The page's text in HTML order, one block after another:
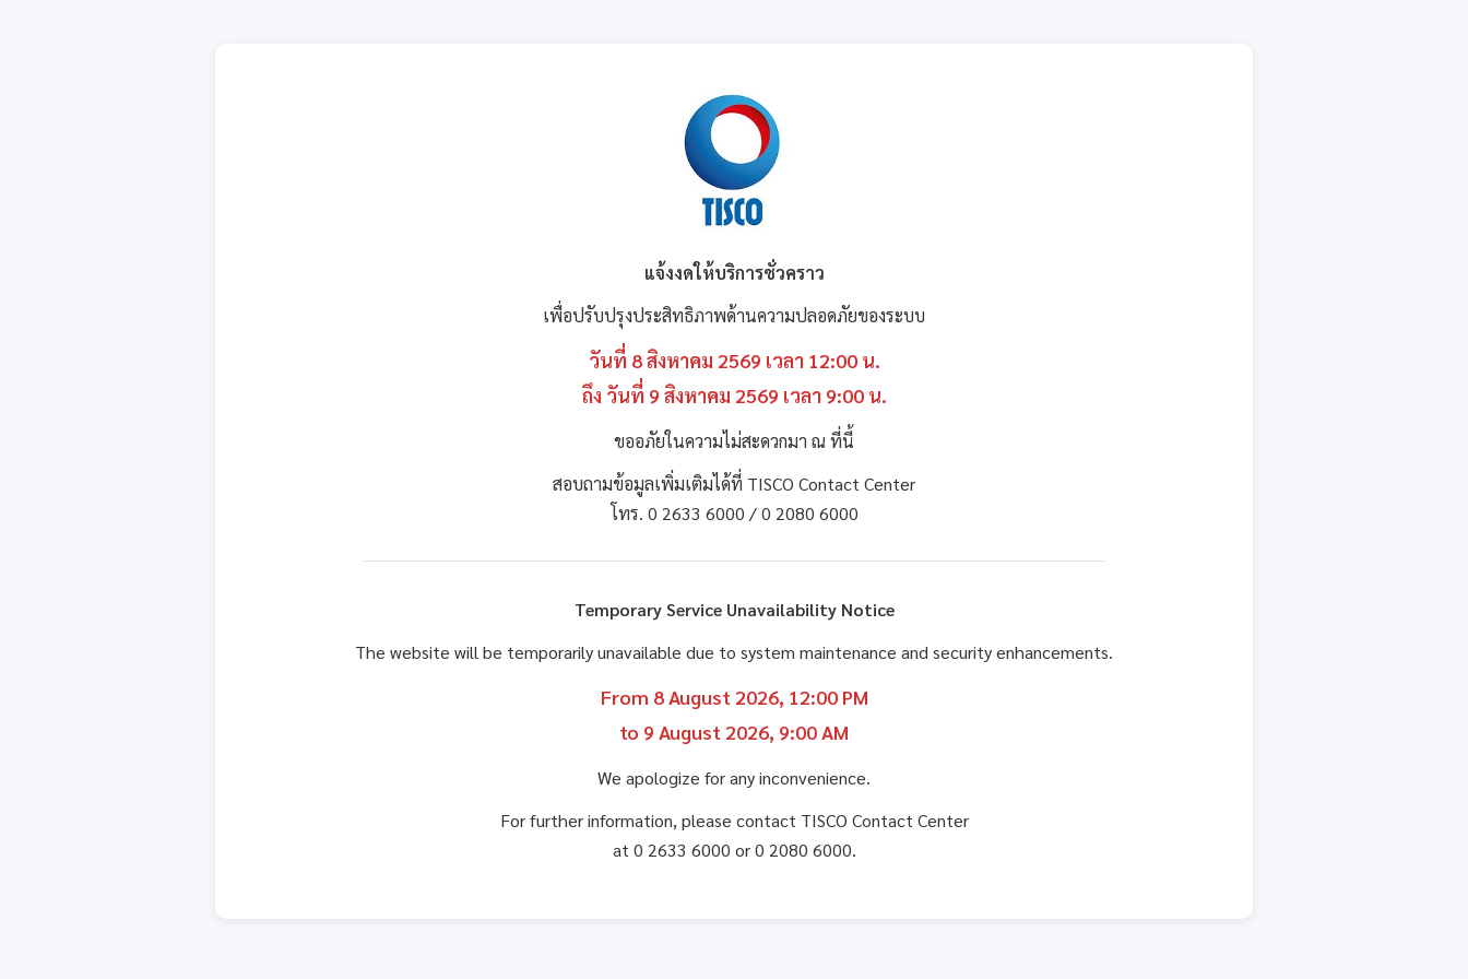
แจ้งงดให้บริการชั่วคราว
เพื่อปรับปรุงประสิทธิภาพด้านความปลอดภัยของระบบ
วันที่ 8 สิงหาคม 2569 เวลา 12:00 น.
ถึง วันที่ 9 สิงหาคม 2569 เวลา 9:00 น.
ขออภัยในความไม่สะดวกมา ณ ที่นี้
สอบถามข้อมูลเพิ่มเติมได้ที่ TISCO Contact Center
โทร. 0 2633 6000 / 0 2080 6000
Temporary Service Unavailability Notice
The website will be temporarily unavailable due to system maintenance and security enhancements.
From 8 August 2026, 12:00 PM
to 9 August 2026, 9:00 AM
We apologize for any inconvenience.
For further information, please contact TISCO Contact Center
at 0 2633 6000 or 0 2080 6000.